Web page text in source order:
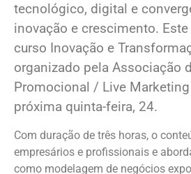
tecnológico, digital e
inovação e crescimento.
curso Inovação e
organizado pela Associação
Promocional / Live
próxima quinta-feira, 24.
Com duração de três horas, o
empresários e profissionais e
como modelagem de negócios